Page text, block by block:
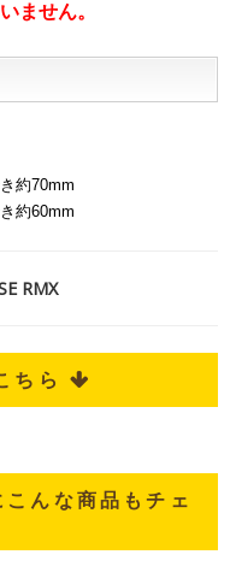
ません。
約70mm
約60mm
RMX
ちら 
んな商品もチェ